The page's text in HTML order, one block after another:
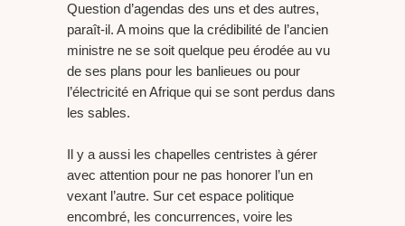
Question d’agendas des uns et des autres,
paraît-il. A moins que la crédibilité de l’ancien
ministre ne se soit quelque peu érodée au vu
de ses plans pour les banlieues ou pour
l’électricité en Afrique qui se sont perdus dans
les sables.
Il y a aussi les chapelles centristes à gérer
avec attention pour ne pas honorer l’un en
vexant l’autre. Sur cet espace politique
encombré, les concurrences, voire les